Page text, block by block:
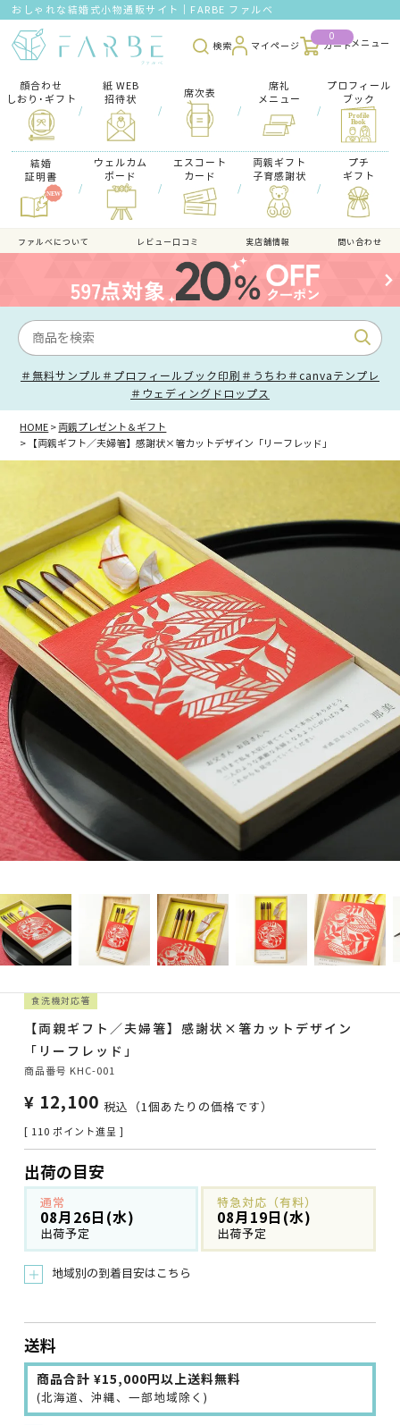
おしゃれな結婚式小物通販サイト｜FARBE ファルベ
検索 マイページ
0
カート
顔合わせ
しおり･ギフト
/
紙 WEB
招待状
/
席次表
/
席礼
メニュー
/
プロフィール
ブック
結婚
証明書
/
ウェルカム
ボード
/
エスコート
カード
/
両親ギフト
子育感謝状
/
プチ
ギフト
ファルべについて レビュー口コミ 実店舗情報 問い合わせ
＃無料サンプル ＃プロフィールブック印刷 ＃うちわ ＃canvaテンプレ
＃ウェディングドロップス
HOME
両親プレゼント＆ギフト
【両親ギフト／夫婦箸】感謝状×箸カットデザイン「リーフレッド」
食洗機対応箸
【両親ギフト／夫婦箸】感謝状×箸カットデザイン
「リーフレッド」
商品番号 KHC-001
¥ 12,100 税込 （1個あたりの価格です）
[ 110 ポイント進呈 ]
出荷の目安
通常
08月26日(水)
出荷予定
特急対応（有料）
08月19日(水)
出荷予定
＋ 地域別の到着目安はこちら
送料
商品合計 ¥15,000円以上送料無料
(北海道、沖縄、一部地域除く)